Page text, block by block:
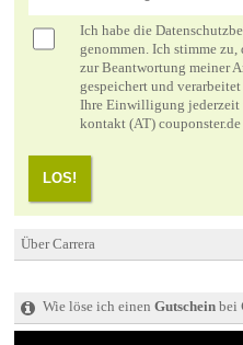
Ich habe die
genommen. Ich stimme zu,
zur Beantwortung meiner
gespeichert und
Ihre Einwilligung
kontakt (AT)
LOS!
Über Carrera
Wie löse ich einen Gutscheinbei